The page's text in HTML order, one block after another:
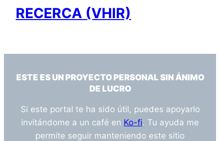
RECERCA (VHIR)
ESTE ES UN PROYECTO PERSONAL SIN ÁNIMO
DE LUCRO
Si este portal te ha sido útil, puedes apoyarlo
invitándome a un café en Ko-fi. Tu ayuda me
permite seguir manteniendo este sitio